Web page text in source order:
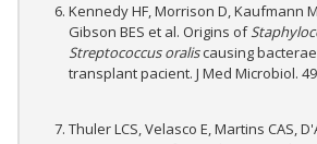
Kennedy HF, Morrison D, Kaufmann
Gibson BES et al. Origins of
Streptococcus oraliscausing
transplant pacient. J Med Microbiol. 49
Thuler LCS, Velasco E, Martins CAS,